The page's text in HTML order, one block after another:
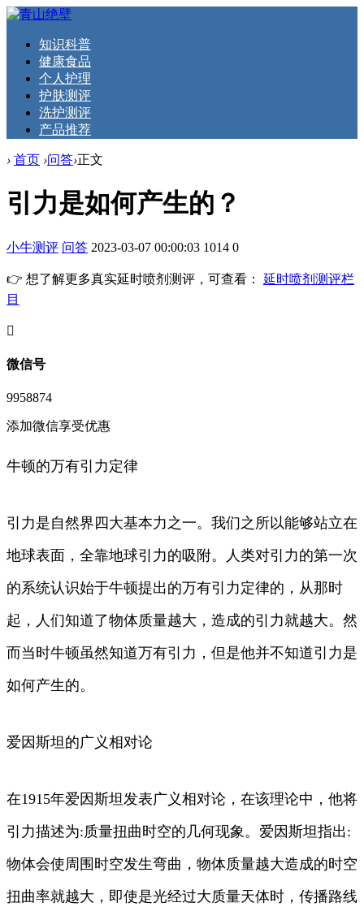
知识科普
健康食品
个人护理
护肤测评
洗护测评
产品推荐
› 首页 ›问答›正文
引力是如何产生的？
小牛测评 问答 2023-03-07 00:00:03 1014 0
👉 想了解更多真实延时喷剂测评，可查看： 延时喷剂测评栏
目
󦘖
微信号
9958874
添加微信享受优惠
牛顿的万有引力定律
引力是自然界四大基本力之一。我们之所以能够站立在
地球表面，全靠地球引力的吸附。人类对引力的第一次
的系统认识始于牛顿提出的万有引力定律的，从那时
起，人们知道了物体质量越大，造成的引力就越大。然
而当时牛顿虽然知道万有引力，但是他并不知道引力是
如何产生的。
爱因斯坦的广义相对论
在1915年爱因斯坦发表广义相对论，在该理论中，他将
引力描述为:质量扭曲时空的几何现象。爱因斯坦指出:
物体会使周围时空发生弯曲，物体质量越大造成的时空
扭曲率就越大，即使是光经过大质量天体时，传播路线